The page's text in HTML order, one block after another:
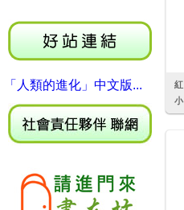
「人類的進化」中文版...